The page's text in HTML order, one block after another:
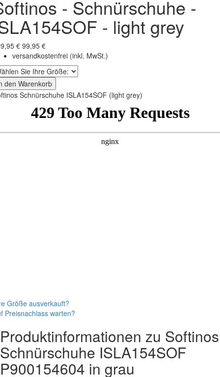
- Schnürschuhe -
- light grey
€ 99,95 €
versandkostenfrei (inkl. MwSt.)
den Warenkorb
Schnürschuhe ISLA154SOF (light grey)
Größe ausverkauft?
Preisnachlass warten?
Produktinformationen zu Softinos
Schnürschuhe ISLA154SOF
P900154604 in grau